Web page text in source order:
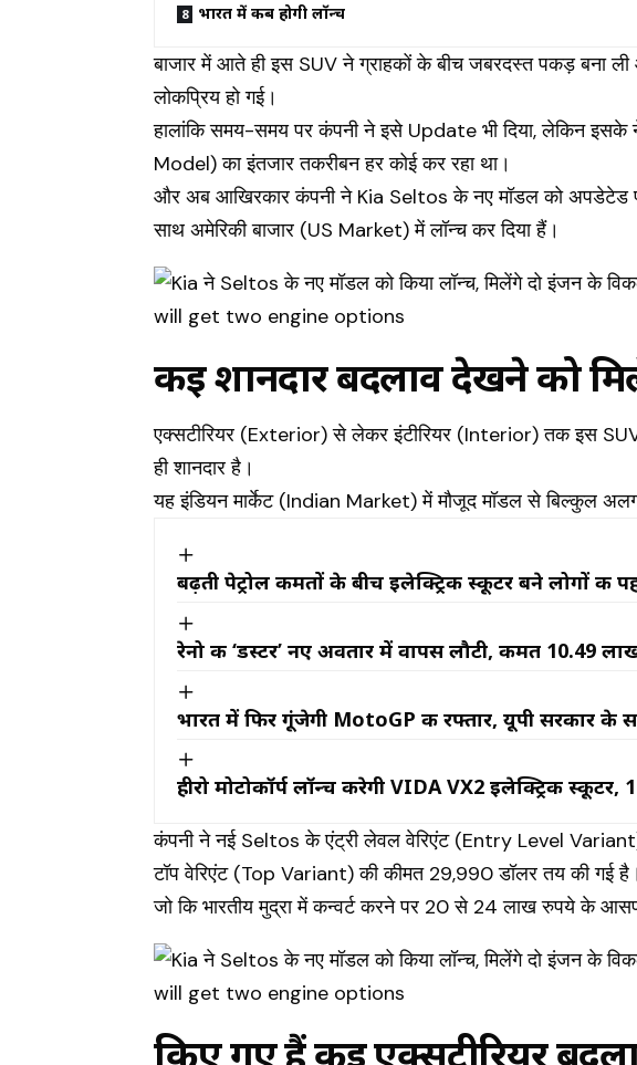
भारत में कब होगी लॉन्च
बाजार में आते ही इस SUV ने ग्राहकों के बीच जबरदस्त पकड़ बना
लोकप्रिय हो गई।
हालांकि समय-समय पर कंपनी ने इसे Update भी दिया, लेकिन
Model) का इंतजार तकरीबन हर कोई कर रहा था।
और अब आखिरकार कंपनी ने Kia Seltos के नए मॉडल को
साथ अमेरिकी बाजार (US Market) में लॉन्च कर दिया हैं।
कई शानदार बदलाव देखने को
एक्सटीरियर (Exterior) से लेकर इंटीरियर (Interior) तक इस
ही शानदार है।
यह इंडियन मार्केट (Indian Market) में मौजूद मॉडल से बिल्कुल
बढ़ती पेट्रोल कीमतों के बीच इलेक्ट्रिक स्कूटर बने लोगों की
रेनो की ‘डस्टर’ नए अवतार में वापस लौटी, कीमत 10.49
भारत में फिर गूंजेगी MotoGP की रफ्तार, यूपी सरकार
हीरो मोटोकॉर्प लॉन्च करेगी VIDA VX2 इलेक्ट्रिक स्कूटर,
कंपनी ने नई Seltos के एंट्री लेवल वेरिएंट (Entry Level
टॉप वेरिएंट (Top Variant) की कीमत 29,990 डॉलर तय की गई है।
जो कि भारतीय मुद्रा में कन्वर्ट करने पर 20 से 24 लाख रुपये के
किए गए हैं कई एक्सटीरियर